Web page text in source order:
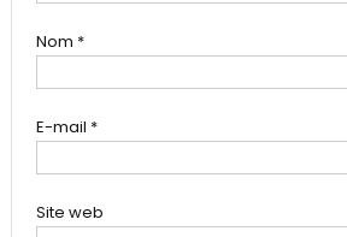
Nom *
E-mail *
Site web